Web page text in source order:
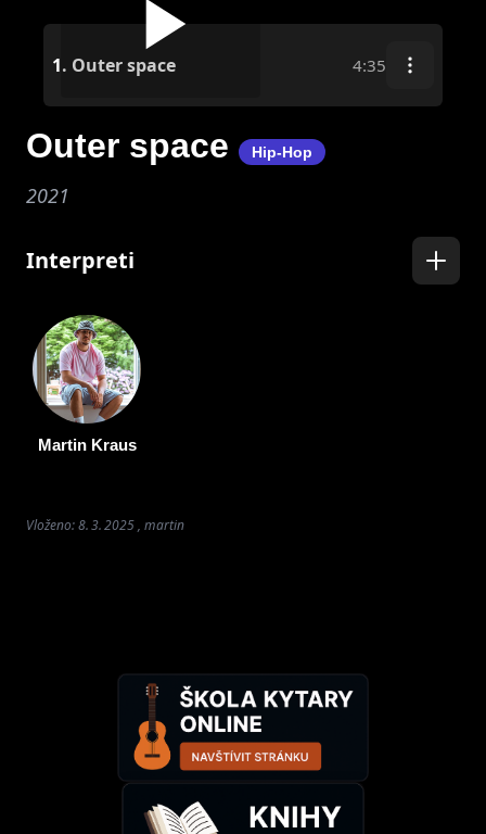
1. Outer space 4:35
Outer space Hip-Hop
2021
Interpreti
Martin Kraus
Vloženo: 8. 3. 2025 , martin